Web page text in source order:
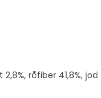
råfiber 41,8%, jod